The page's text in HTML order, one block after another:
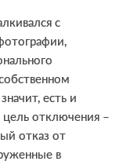
с
есть и
цель отключения –
отказ от
в